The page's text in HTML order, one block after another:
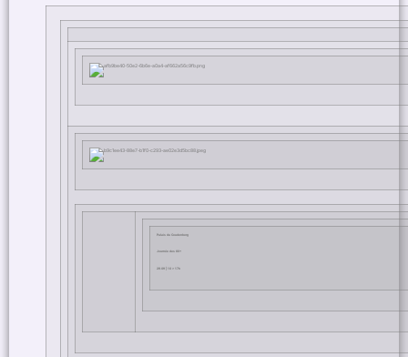
Palais du Coudenberg
Journée des 60+
29.09 | 10 > 17h